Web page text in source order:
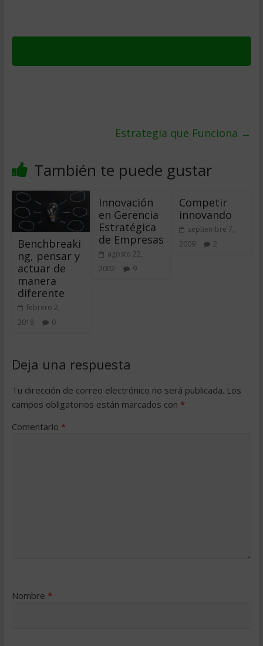
Estrategia que Funciona →
También te puede gustar
Benchbreaki
ng, pensar y
actuar de
manera
diferente
febrero 2,
2018
0
Innovación
en Gerencia
Estratégica
de Empresas
agosto 22,
2002
9
Competir
innovando
septiembre 7,
2009
2
Deja una respuesta
Tu dirección de correo electrónico no será publicada. Los
campos obligatorios están marcados con *
Comentario *
Nombre *